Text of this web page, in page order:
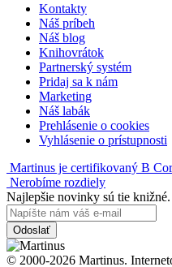
Kontakty
Náš príbeh
Náš blog
Knihovrátok
Partnerský systém
Pridaj sa k nám
Marketing
Náš labák
Prehlásenie o cookies
Vyhlásenie o prístupnosti
Martinus je certifikovaný B
Nerobíme rozdiely
Najlepšie novinky sú tie
Odoslať
© 2000-2026 Martinus.